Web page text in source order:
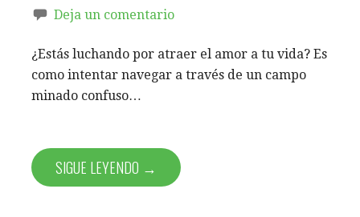
Deja un comentario
¿Estás luchando por atraer el amor a tu vida? Es
como intentar navegar a través de un campo
minado confuso…
SIGUE LEYENDO →